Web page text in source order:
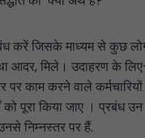
करें जिसके माध्यम से कुछ
आदर, मिले। उदाहरण के
पर काम करने वाले
को पूरा किया जाए । प्रबंध
निम्नस्तर पर हैं.